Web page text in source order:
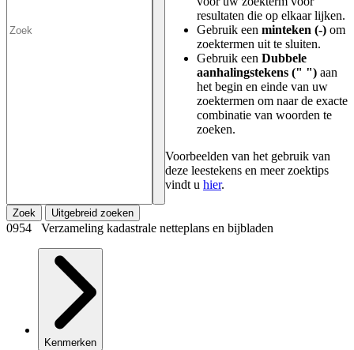
resultaten die op elkaar lijken.
Gebruik een minteken (-) om
zoektermen uit te sluiten.
Gebruik een Dubbele
aanhalingstekens (" ") aan
het begin en einde van uw
zoektermen om naar de exacte
combinatie van woorden te
zoeken.
Voorbeelden van het gebruik van
deze leestekens en meer zoektips
vindt u hier.
Zoek Uitgebreid zoeken
0954 Verzameling kadastrale netteplans en bijbladen
Kenmerken